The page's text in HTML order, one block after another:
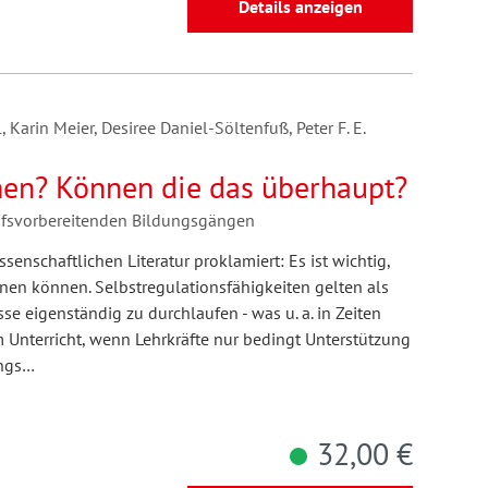
Details anzeigen
Meier, Desiree Daniel-Söltenfuß, Peter F. E.
Können die das überhaupt?
Bildungsgängen
Literatur proklamiert: Es ist wichtig,
können. Selbstregulationsfähigkeiten gelten als
eigenständig zu durchlaufen - was u. a. in Zeiten
wenn Lehrkräfte nur bedingt Unterstützung
32,00 €